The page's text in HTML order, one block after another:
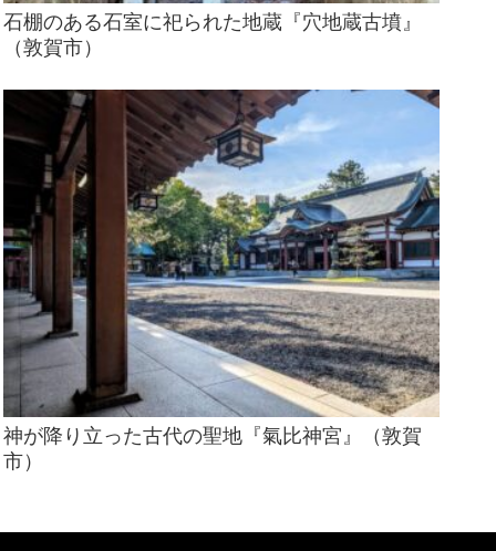
石棚のある石室に祀られた地蔵『穴地蔵古墳』
（敦賀市）
神が降り立った古代の聖地『氣比神宮』（敦賀
市）